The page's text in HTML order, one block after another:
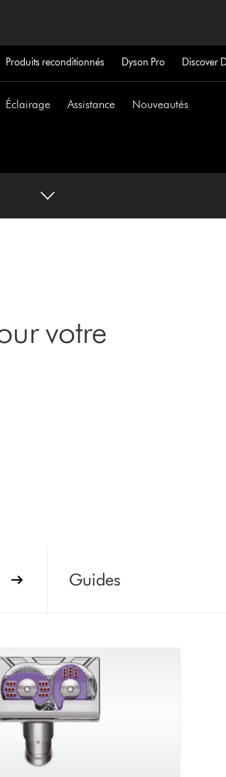
Produits reconditionnés Dyson Pro Discover
Éclairage Assistance Nouveautés
votre
Guides